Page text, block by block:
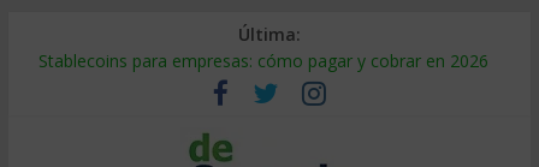
Última:
Stablecoins para empresas: cómo pagar y cobrar en 2026
Despido silencioso: qué es y por qué sale tan caro
IA en selección de personal: cómo auditarla a tiempo
Trabajo forzoso en la cadena de suministro: qué hacer